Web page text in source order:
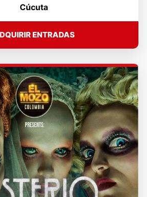
Cúcuta
ENTRADAS